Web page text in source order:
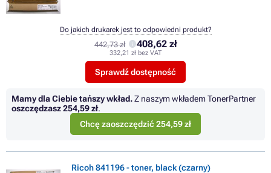
442,73 zł 408,62 zł
332,21 zł bez VAT
Sprawdź dostępność
Do jakich drukarek jest to odpowiedni produkt?
Mamy dla Ciebie tańszy wkład.Z naszym wkładem TonerPartner
oszczędzasz254,59 zł.
Chcę zaoszczędzić 254,59 zł
Ricoh 841196 - toner, black (czarny)